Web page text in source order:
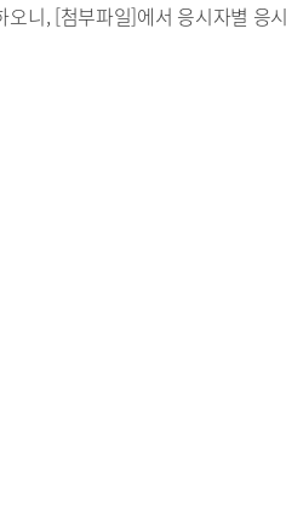
니, [첨부파일]에서 응시자별 응